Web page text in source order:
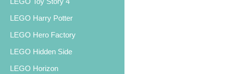
LEGO Harry Potter
LEGO Hero Factory
LEGO Hidden Side
LEGO Horizon